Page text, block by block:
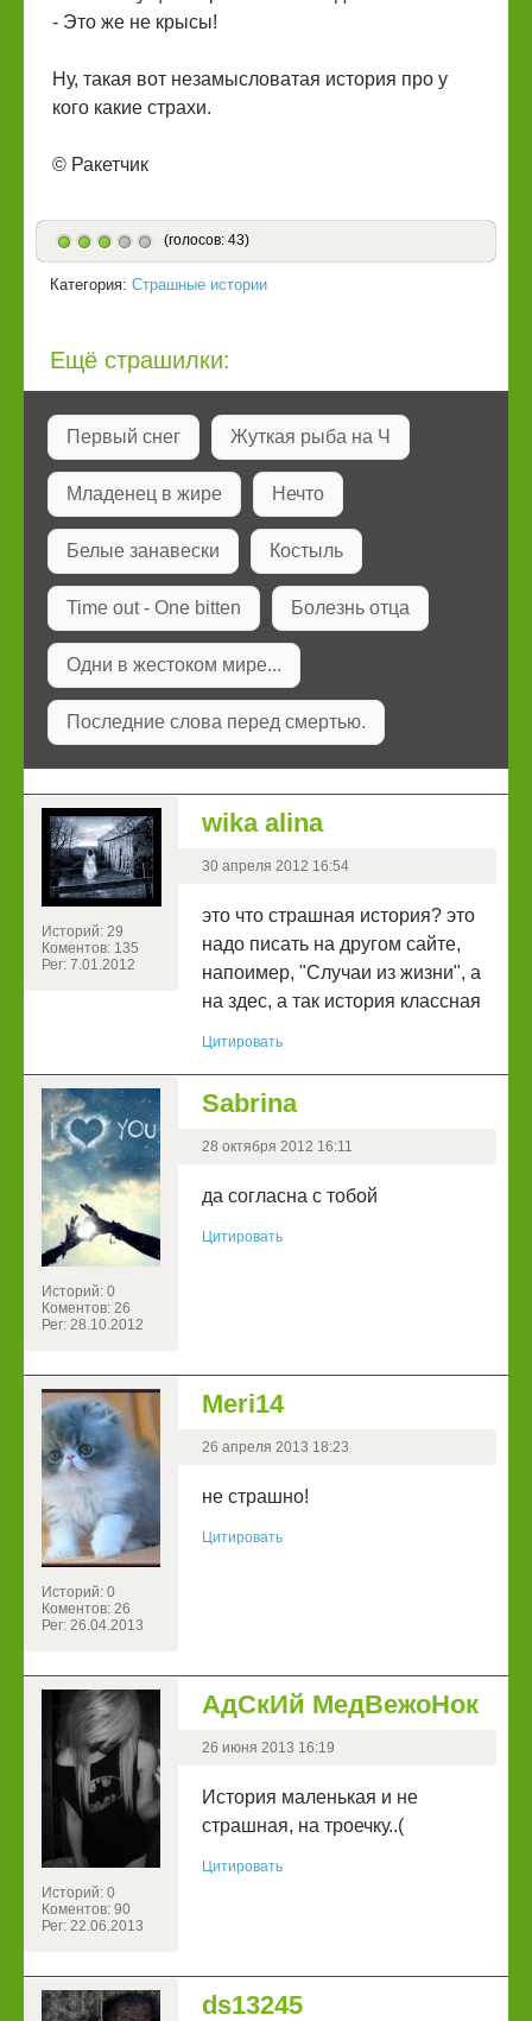
- Это же не крысы!
Ну, такая вот незамысловатая история про у
кого какие страхи.
© Ракетчик
(голосов: 43)
Категория: Страшные истории
Ещё страшилки:
Первый снег Жуткая рыба на Ч
Младенец в жире Нечто
Белые занавески Костыль
Time out - One bitten Болезнь отца
Одни в жестоком мире...
Последние слова перед смертью.
Историй: 29
Коментов: 135
Рег: 7.01.2012
wika alina
30 апреля 2012 16:54
это что страшная история? это
надо писать на другом сайте,
напоимер, "Случаи из жизни", а
на здес, а так история классная
Цитировать
Историй: 0
Коментов: 26
Рег: 28.10.2012
Sabrina
28 октября 2012 16:11
да согласна с тобой
Цитировать
Историй: 0
Коментов: 26
Рег: 26.04.2013
Meri14
26 апреля 2013 18:23
не страшно!
Цитировать
Историй: 0
Коментов: 90
Рег: 22.06.2013
АдСкИй МедВежоНок
26 июня 2013 16:19
История маленькая и не
страшная, на троечку..(
Цитировать
ds13245